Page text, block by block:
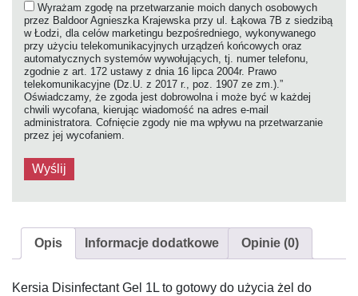
Wyrażam zgodę na przetwarzanie moich danych osobowych
przez Baldoor Agnieszka Krajewska przy ul. Łąkowa 7B z siedzibą
w Łodzi, dla celów marketingu bezpośredniego, wykonywanego
przy użyciu telekomunikacyjnych urządzeń końcowych oraz
automatycznych systemów wywołujących, tj. numer telefonu,
zgodnie z art. 172 ustawy z dnia 16 lipca 2004r. Prawo
telekomunikacyjne (Dz.U. z 2017 r., poz. 1907 ze zm.).”
Oświadczamy, że zgoda jest dobrowolna i może być w każdej
chwili wycofana, kierując wiadomość na adres e-mail
administratora. Cofnięcie zgody nie ma wpływu na przetwarzanie
przez jej wycofaniem.
Opis Informacje dodatkowe Opinie (0)
Kersia Disinfectant Gel 1L to gotowy do użycia żel do